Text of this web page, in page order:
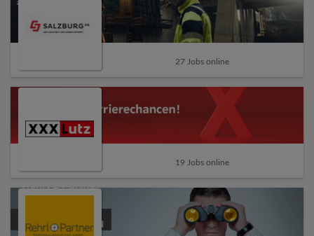
27 Jobs online
19 Jobs online